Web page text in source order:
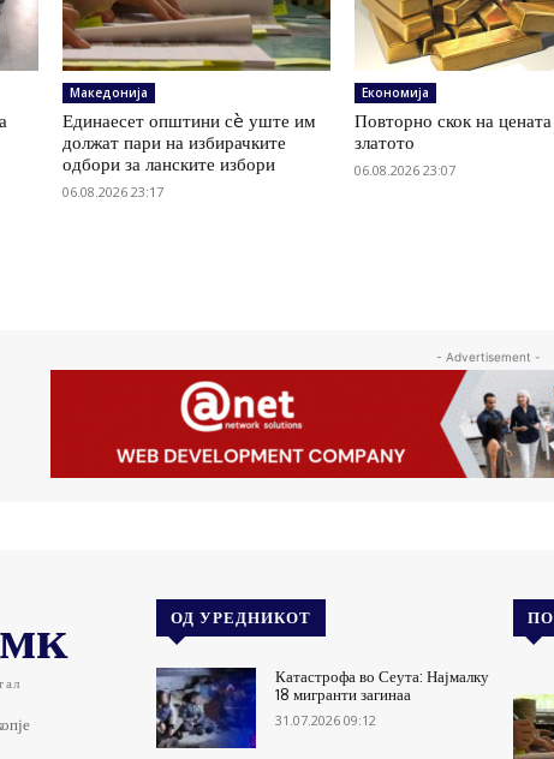
Македонија
Единаесет општини сè уште им
должат пари на избирачките
одбори за ланските избори
06.08.2026 23:17
Економија
Повторно скок на
златото
06.08.2026 23:07
- Advertisement -
ОД УРЕДНИКОТ
Катастрофа во Сеута: Најмалку
18 мигранти загинаа
31.07.2026 09:12